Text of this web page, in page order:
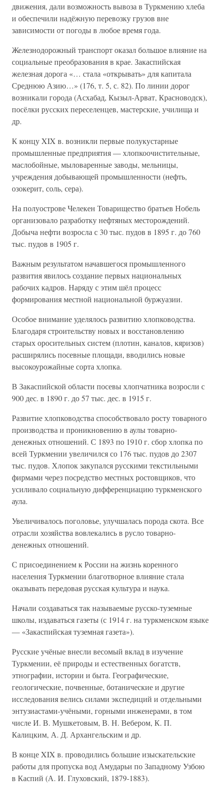
движения, дали возможность вывоза в Туркмению хлеба
и обеспечили надёжную перевозку грузов вне
зависимости от погоды в любое время года.
Железнодорожный транспорт оказал большое влияние на
социальные преобразования в крае. Закаспийская
железная дорога «… стала «открывать» для капитала
Среднюю Азию…» (176, т. 5, с. 82). По линии дорог
возникали города (Асхабад, Кызыл-Арват, Красноводск),
посёлки русских переселенцев, мастерские, училища и
др.
К концу XIX в. возникли первые полукустарные
промышленные предприятия — хлопкоочистительные,
маслобойные, мыловаренные заводы, мельницы,
учреждения добывающей промышленности (нефть,
озокерит, соль, сера).
На полуострове Челекен Товарищество братьев Нобель
организовало разработку нефтяных месторождений.
Добыча нефти возросла с 30 тыс. пудов в 1895 г. до 760
тыс. пудов в 1905 г.
Важным результатом начавшегося промышленного
развития явилось создание первых национальных
рабочих кадров. Наряду с этим шёл процесс
формирования местной национальной буржуазии.
Особое внимание уделялось развитию хлопководства.
Благодаря строительству новых и восстановлению
старых оросительных систем (плотин, каналов, кяризов)
расширялись посевные площади, вводились новые
высокоурожайные сорта хлопка.
В Закаспийской области посевы хлопчатника возросли с
900 дес. в 1890 г. до 57 тыс. дес. в 1915 г.
Развитие хлопководства способствовало росту товарного
производства и проникновению в аулы товарно-
денежных отношений. С 1893 по 1910 г. сбор хлопка по
всей Туркмении увеличился со 176 тыс. пудов до 2307
тыс. пудов. Хлопок закупался русскими текстильными
фирмами через посредство местных ростовщиков, что
усиливало социальную дифференциацию туркменского
аула.
Увеличивалось поголовье, улучшалась порода скота. Все
отрасли хозяйства вовлекались в русло товарно-
денежных отношений.
С присоединением к России на жизнь коренного
населения Туркмении благотворное влияние стала
оказывать передовая русская культура и наука.
Начали создаваться так называемые русско-туземные
школы, издаваться газеты (с 1914 г. на туркменском языке
— «Закаспийская туземная газета»).
Русские учёные внесли весомый вклад в изучение
Туркмении, её природы и естественных богатств,
этнографии, истории и быта. Географические,
геологические, почвенные, ботанические и другие
исследования велись силами экспедиций и отдельными
энтузиастами-учёными, горными инженерами, в том
числе И. В. Мушкетовым, В. Н. Вебером, К. П.
Калицким, А. Д. Архангельским и др.
В конце XIX в. проводились большие изыскательские
работы для пропуска вод Амударьи по Западному Узбою
в Каспий (А. И. Глуховский, 1879-1883).